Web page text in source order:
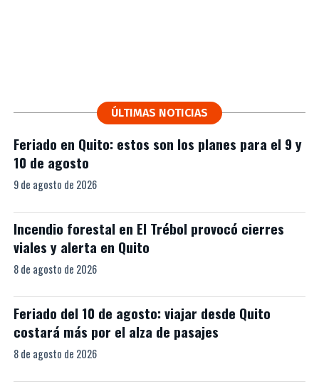
ÚLTIMAS NOTICIAS
Feriado en Quito: estos son los planes para el 9 y
10 de agosto
9 de agosto de 2026
Incendio forestal en El Trébol provocó cierres
viales y alerta en Quito
8 de agosto de 2026
Feriado del 10 de agosto: viajar desde Quito
costará más por el alza de pasajes
8 de agosto de 2026